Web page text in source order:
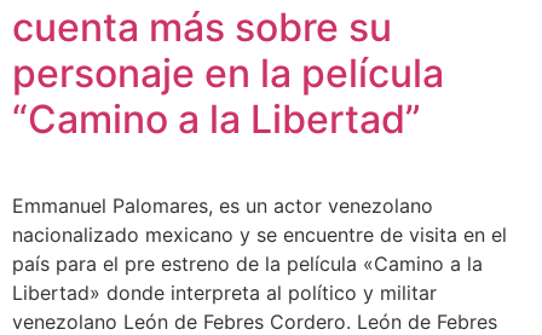
cuenta más sobre su
personaje en la película
“Camino a la Libertad”
Emmanuel Palomares, es un actor venezolano
nacionalizado mexicano y se encuentre de visita en el
país para el pre estreno de la película «Camino a la
Libertad» donde interpreta al político y militar
venezolano León de Febres Cordero. León de Febres